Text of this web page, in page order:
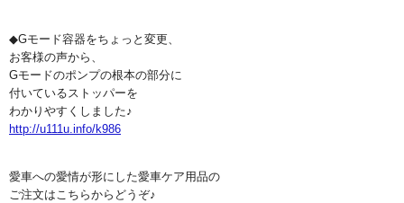
◆Gモード容器をちょっと変更、
お客様の声から、
Gモードのポンプの根本の部分に
付いているストッパーを
わかりやすくしました♪
http://u111u.info/k986
愛車への愛情が形にした愛車ケア用品の
ご注文はこちらからどうぞ♪